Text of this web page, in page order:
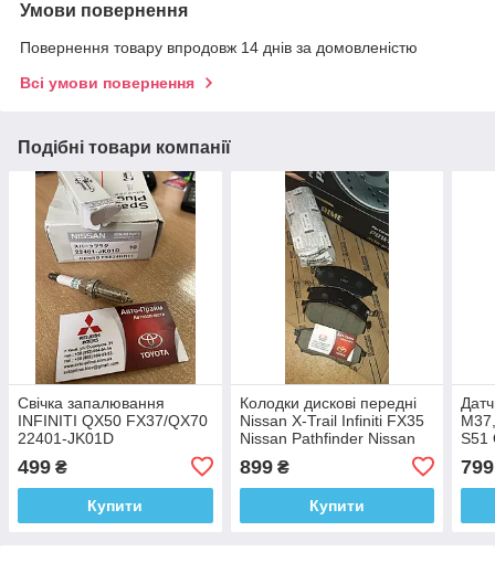
Умови повернення
Повернення товару впродовж 14 днів за домовленістю
Всі умови повернення
Подібні товари компанії
Свічка запалювання
INFINITI QX50 FX37/QX70
22401-JK01D
499 ₴
Купити
Колодки дискові передні
Nissan X-Trail Infiniti FX35
Nissan Pathfinder Nissan
899₴
Купити
S51
799